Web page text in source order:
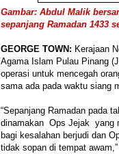
Gambar: Abdul Malik
sepanjang Ramadan 1433
GEORGE TOWN: Kerajaan
Agama Islam Pulau Pinang
operasi untuk mencegah
sama ada pada waktu siang
“Sepanjang Ramadan pada
dinamakan Ops Jejak yang
bagi kesalahan berjudi dan
tidak sopan di tempat